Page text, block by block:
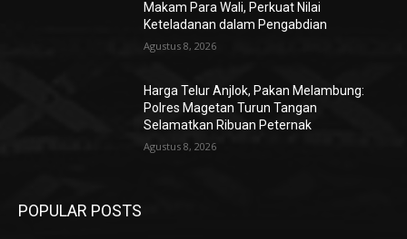
Makam Para Wali, Perkuat Nilai
Keteladanan dalam Pengabdian
Agustus 8, 2026
Harga Telur Anjlok, Pakan Melambung:
Polres Magetan Turun Tangan
Selamatkan Ribuan Peternak
Agustus 8, 2026
POPULAR POSTS